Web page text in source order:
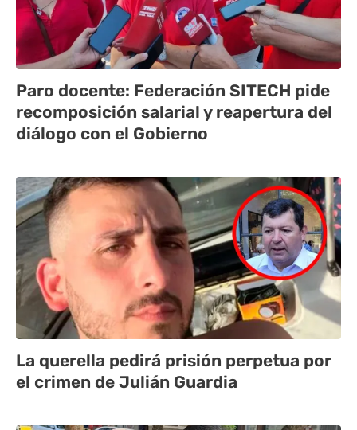
Paro docente: Federación SITECH pide
recomposición salarial y reapertura del
diálogo con el Gobierno
La querella pedirá prisión perpetua por
el crimen de Julián Guardia